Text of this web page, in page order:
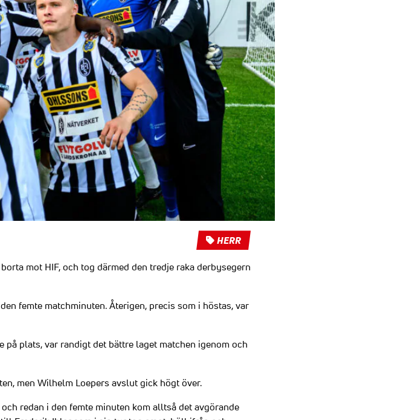
HERR
mot HIF, och tog därmed den tredje raka derbysegern
femte matchminuten. Återigen, precis som i höstas, var
på plats, var randigt det bättre laget matchen igenom och
men Wilhelm Loepers avslut gick högt över.
redan i den femte minuten kom alltså det avgörande